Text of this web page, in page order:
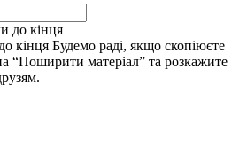
кінця Будемо раді, якщо скопіюєте
“Поширити матеріал” та розкажите